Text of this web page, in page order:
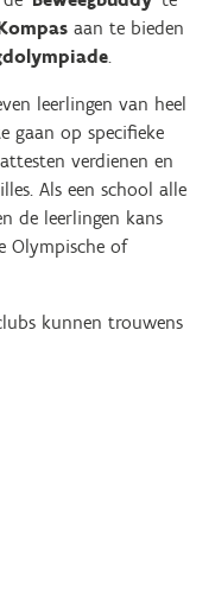
aan te bieden
.
leerlingen van heel
gaan op specifieke
verdienen en
Als een school alle
de leerlingen kans
Olympische of
kunnen trouwens